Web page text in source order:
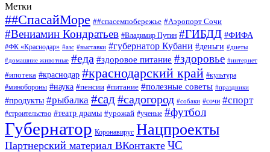
Метки
##СпасайМоре ##спасемпобережье #Аэропорт Сочи
#Вениамин Кондратьев #Владимир Путин #ГИБДД #ФИФА
#ФК «Краснодар» #азс #выставки #губернатор Кубани #деньги #диеты
#домашние животные #еда #здоровое питание #здоровье #интернет
#ипотека #краснодар #краснодарский край #культура
#минобороны #наука #пенсии #питание #полезные советы #праздники
#продукты #рыбалка #сад #садогород #собаки #сочи #спорт
#строительство #театр драмы #урожай #ученые #футбол
Губернатор Коронавирус Нацпроекты
Партнерский материал ВКонтакте ЧС